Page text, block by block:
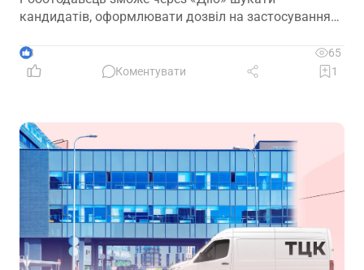
кандидатів, оформлювати дозвіл на застосування
прийняття на роботу
3
65
Коментувати
1